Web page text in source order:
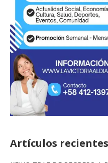
Artículos recientes